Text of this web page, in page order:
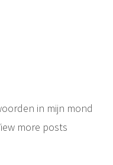
in mijn mond
more posts